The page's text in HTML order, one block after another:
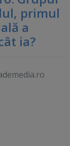
primul
a
ia?